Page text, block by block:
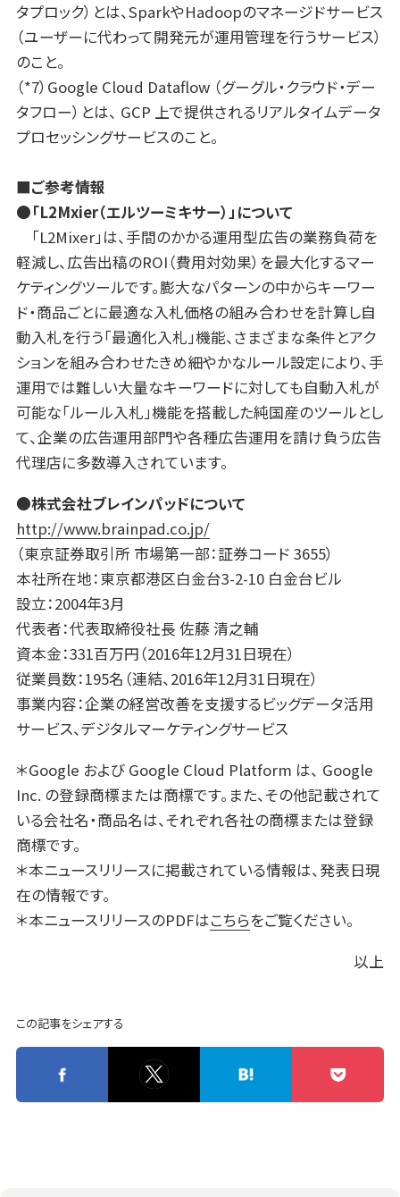
タプロック）とは、SparkやHadoopのマネージドサービス
（ユーザーに代わって開発元が運用管理を行うサービス）
のこと。
（*7）Google Cloud Dataflow （グーグル・クラウド・デー
タフロー）とは、 GCP 上で提供されるリアルタイムデータ
プロセッシングサービスのこと。
■ご参考情報
●「L2Mxier（エルツーミキサー）」について
「L2Mixer」は、手間のかかる運用型広告の業務負荷を
軽減し、広告出稿のROI（費用対効果）を最大化するマー
ケティングツールです。膨大なパターンの中からキーワー
ド・商品ごとに最適な入札価格の組み合わせを計算し自
動入札を行う「最適化入札」機能、さまざまな条件とアク
ションを組み合わせたきめ細やかなルール設定により、手
運用では難しい大量なキーワードに対しても自動入札が
可能な「ルール入札」機能を搭載した純国産のツールとし
て、企業の広告運用部門や各種広告運用を請け負う広告
代理店に多数導入されています。
●株式会社ブレインパッドについて
http://www.brainpad.co.jp/
（東京証券取引所 市場第一部：証券コード 3655）
本社所在地：東京都港区白金台3-2-10 白金台ビル
設立：2004年3月
代表者：代表取締役社長 佐藤 清之輔
資本金：331百万円（2016年12月31日現在）
従業員数：195名（連結、2016年12月31日現在）
事業内容：企業の経営改善を支援するビッグデータ活用
サービス、デジタルマーケティングサービス
＊Google および Google Cloud Platform は、 Google
Inc. の登録商標または商標です。また、その他記載されて
いる会社名・商品名は、それぞれ各社の商標または登録
商標です。
＊本ニュースリリースに掲載されている情報は、発表日現
在の情報です。
＊本ニュースリリースのPDFはこちらをご覧ください。
以上
この記事をシェアする